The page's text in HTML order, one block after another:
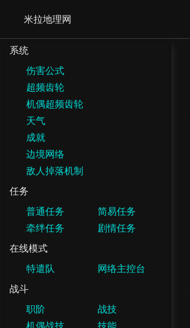
米拉地理网
系统
伤害公式
超频齿轮
机偶超频齿轮
天气
成就
边境网络
敌人掉落机制
任务
普通任务
简易任务
牵绊任务
剧情任务
在线模式
特遣队
网络主控台
战斗
职阶
战技